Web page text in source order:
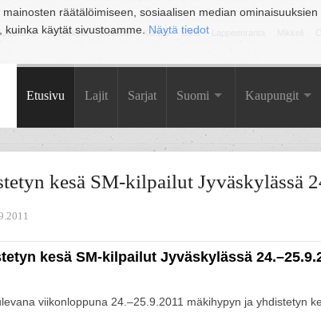
räätälöimiseen, sosiaalisen median
käytät sivustoamme. Näytä tiedot
Joensuu Jyväskylä Kouvola Kuopio Lahti
Etusivu Lajit Sarjat Suomi Kaupungit
kesä SM-kilpailut Jyväskylässä
kesä SM-kilpailut Jyväskylässä
viikonloppuna 24.–25.9.2011 mäkihypyn ja yhdistetyn